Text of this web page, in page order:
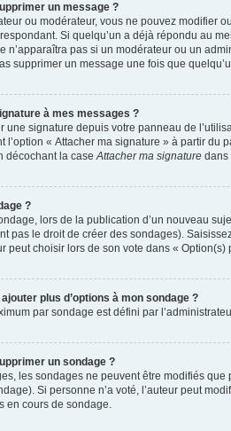
un message ?
ou modérateur, vous ne pouvez
Si quelqu’un a déjà répondu au
n’apparaîtra pas si un modérateur ou un
supprimer un message une fois que
à mes messages ?
une signature depuis votre panneau de
l’option « Attacher ma signature » à partir du
décochant la caseAttacher ma signature dans
?
lors de la publication d’un nouveau
pas le droit de créer des sondages).
peut choisir lors de son vote dans «
plus d’options à mon sondage ?
par sondage est défini par
un sondage ?
les sondages ne peuvent être modifiés
Si personne n’a voté, l’auteur peut
en cours de sondage.